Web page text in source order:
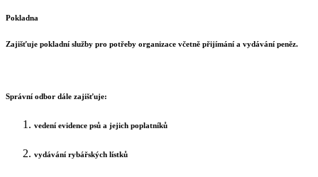
Pokladna
Zajišťuje pokladní služby pro potřeby organizace včetně přijímání a vydávání peněz.
Správní odbor dále zajišťuje:
vedení evidence psů a jejich poplatníků
vydávání rybářských lístků